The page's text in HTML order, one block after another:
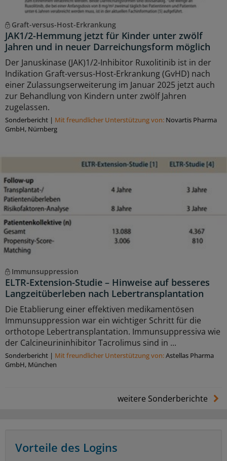
Graft-versus-Host-Erkrankung
JAK1/2-Hemmung jetzt für Kinder unter zwölf
Jahren und in neuer Darreichungsform möglich
Der Januskinase (JAK)1/2-Inhibitor Ruxolitinib ist in der
Indikation Graft-versus-Host-Erkrankung (GvHD) nach
einer Zulassungserweiterung im Januar 2025 jetzt auch
zur Behandlung von Kindern unter zwölf Jahren
zugelassen.
Sonderbericht | Mit freundlicher Unterstützung von: Novartis Pharma
GmbH, Nürnberg
Immunsuppression
ELTR-Extension-Studie – Hinweise auf besseres
Langzeitüberleben nach Lebertransplantation
Die Etablierung einer effektiven medikamentösen
Immunsuppression war ein wichtiger Schritt für die
orthotope Lebertransplantation. Immunsuppressiva wie
der Calcineurininhibitor Tacrolimus sind in ...
Sonderbericht | Mit freundlicher Unterstützung von:Astellas Pharma
GmbH, München
weitere Sonderberichte
Vorteile des Logins